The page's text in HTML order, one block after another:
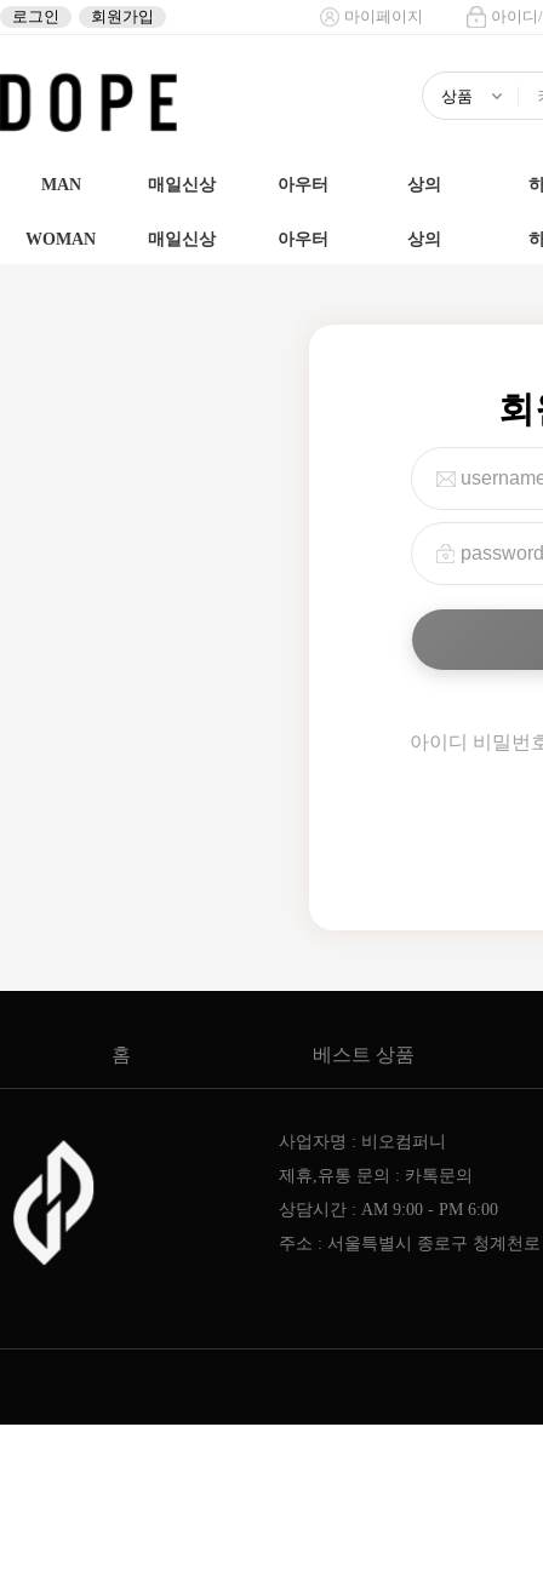
로그인 회원가입 마이페이지 아이디
MAN 매일신상 아우터 상의
WOMAN 매일신상 아우터 상의
아이디 비밀번
홈 베스트 상품
사업자명 : 비오컴퍼니
제휴,유통 문의 : 카톡문의
상담시간 : AM 9:00 - PM 6:00
주소 : 서울특별시 종로구 청계천로